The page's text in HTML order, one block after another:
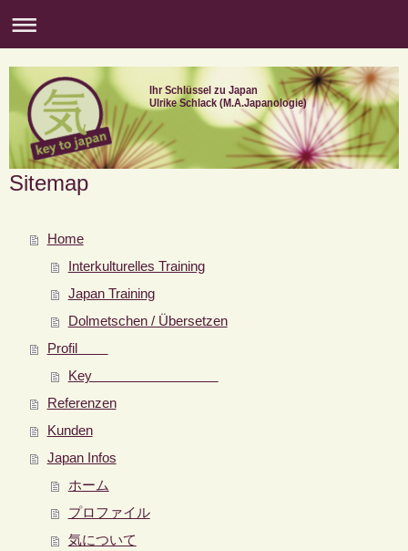
Ihr Schlüssel zu Japan
Ulrike Schlack (M.A.Japanologie)
Sitemap
Home
Interkulturelles Training
Japan Training
Dolmetschen / Übersetzen
Profil
Key
Referenzen
Kunden
Japan Infos
ホーム
プロファイル
気について